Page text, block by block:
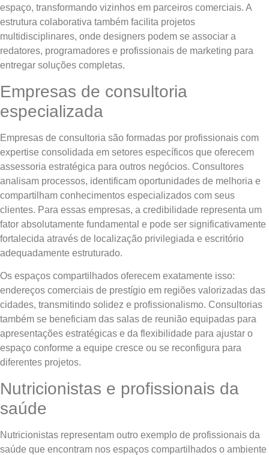
espaço, transformando vizinhos em parceiros comerciais. A
estrutura colaborativa também facilita projetos
multidisciplinares, onde designers podem se associar a
redatores, programadores e profissionais de marketing para
entregar soluções completas.
Empresas de consultoria
especializada
Empresas de consultoria são formadas por profissionais com
expertise consolidada em setores específicos que oferecem
assessoria estratégica para outros negócios. Consultores
analisam processos, identificam oportunidades de melhoria e
compartilham conhecimentos especializados com seus
clientes. Para essas empresas, a credibilidade representa um
fator absolutamente fundamental e pode ser significativamente
fortalecida através de localização privilegiada e escritório
adequadamente estruturado.
Os espaços compartilhados oferecem exatamente isso:
endereços comerciais de prestígio em regiões valorizadas das
cidades, transmitindo solidez e profissionalismo. Consultorias
também se beneficiam das salas de reunião equipadas para
apresentações estratégicas e da flexibilidade para ajustar o
espaço conforme a equipe cresce ou se reconfigura para
diferentes projetos.
Nutricionistas e profissionais da
saúde
Nutricionistas representam outro exemplo de profissionais da
saúde que encontram nos espaços compartilhados o ambiente